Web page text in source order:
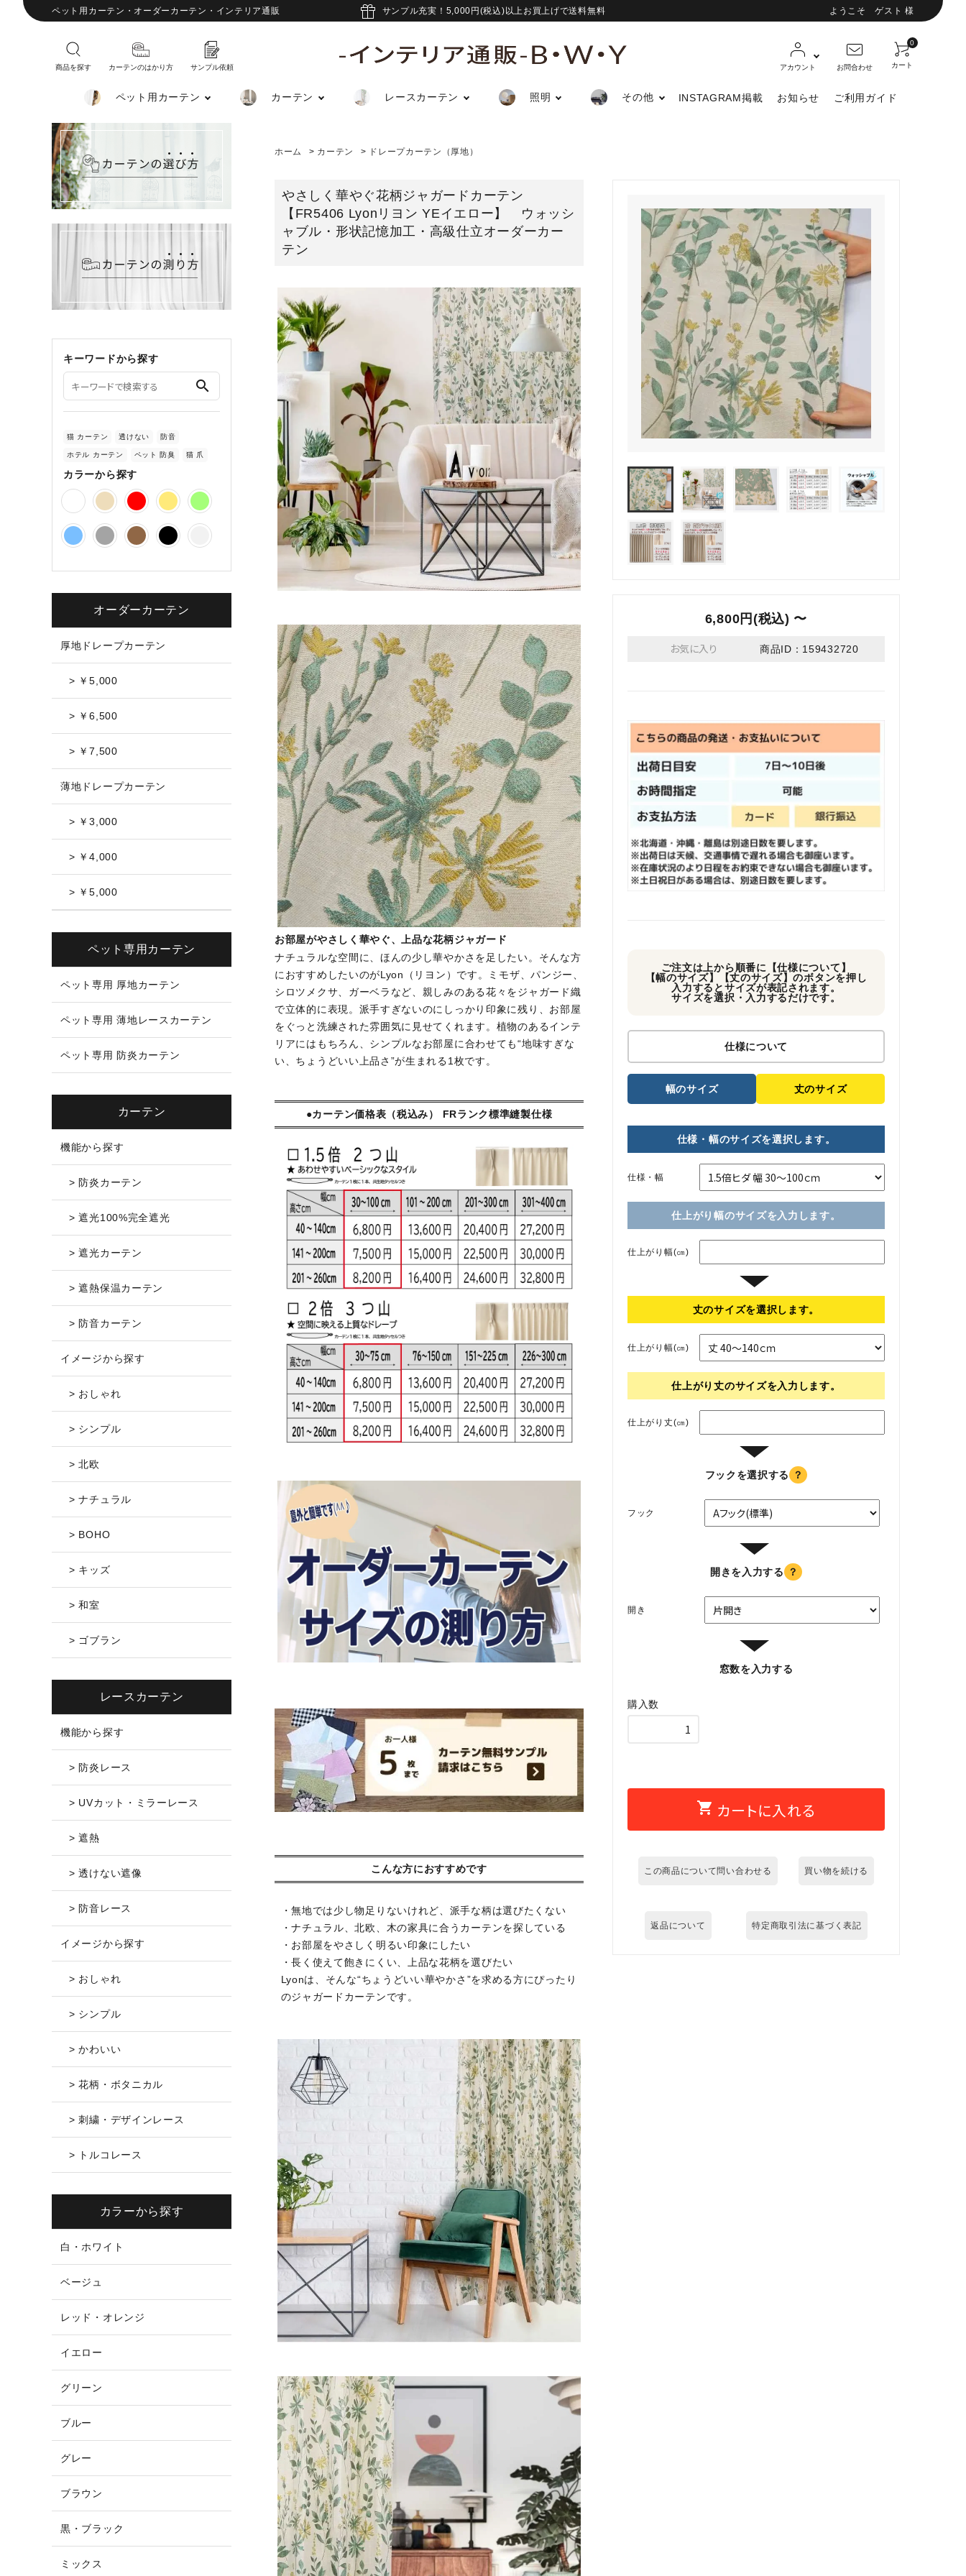
ペット用カーテン・オーダーカーテン・インテリア通販 サンプル充実！5,000円(税込)以上お買上げで送料無料 ようこそ ゲスト 様
商品を探す カーテンのはかり方 サンプル依頼 アカウント お問合わせ
0
カート
ペット用カーテン カーテン レースカーテン 照明 その他 INSTAGRAM掲載 お知らせ ご利用ガイド
ホーム > カーテン > ドレープカーテン（厚地）
6,800円(税込) 〜
お気に入り 商品ID：159432720
ご注文は上から順番に【仕様について】
【幅のサイズ】【丈のサイズ】のボタンを押し
入力するとサイズが表記されます。
サイズを選択・入力するだけです。
仕様について
幅のサイズ 丈のサイズ
仕様・幅のサイズを選択します。
仕様・幅
仕上がり幅のサイズを入力します。
仕上がり幅(㎝)
▼
丈のサイズを選択します。
仕上がり幅(㎝)
仕上がり丈のサイズを入力します。
仕上がり丈(㎝)
▼
フックを選択する ？
フック
▼
開きを入力する ？
開き
▼
窓数を入力する
購入数
shopping_cart カートに入れる
この商品について問い合わせる 買い物を続ける
返品について 特定商取引法に基づく表記
やさしく華やぐ花柄ジャガードカーテン
【FR5406 Lyonリヨン YEイエロー】 ウォッシ
ャブル・形状記憶加工・高級仕立オーダーカー
テン
お部屋がやさしく華やぐ、上品な花柄ジャガード
ナチュラルな空間に、ほんの少し華やかさを足したい。そんな方
におすすめしたいのがLyon（リヨン）です。ミモザ、パンジー、
シロツメクサ、ガーベラなど、親しみのある花々をジャガード織
で立体的に表現。派手すぎないのにしっかり印象に残り、お部屋
をぐっと洗練された雰囲気に見せてくれます。植物のあるインテ
リアにはもちろん、シンプルなお部屋に合わせても“地味すぎな
い、ちょうどいい上品さ”が生まれる1枚です。
●カーテン価格表（税込み） FRランク標準縫製仕様
こんな方におすすめです
・無地では少し物足りないけれど、派手な柄は選びたくない
・ナチュラル、北欧、木の家具に合うカーテンを探している
・お部屋をやさしく明るい印象にしたい
・長く使えて飽きにくい、上品な花柄を選びたい
Lyonは、そんな“ちょうどいい華やかさ”を求める方にぴったり
のジャガードカーテンです。
キーワードから探す
search
猫 カーテン 透けない 防音
ホテル カーテン ペット 防臭 猫 爪
カラーから探す
オーダーカーテン
厚地ドレープカーテン
> ￥5,000
> ￥6,500
> ￥7,500
薄地ドレープカーテン
> ￥3,000
> ￥4,000
> ￥5,000
ペット専用カーテン
ペット専用 厚地カーテン
ペット専用 薄地レースカーテン
ペット専用 防炎カーテン
カーテン
機能から探す
> 防炎カーテン
> 遮光100%完全遮光
> 遮光カーテン
> 遮熱保温カーテン
> 防音カーテン
イメージから探す
> おしゃれ
> シンプル
> 北欧
> ナチュラル
> BOHO
> キッズ
> 和室
> ゴブラン
レースカーテン
機能から探す
> 防炎レース
> UVカット・ミラーレース
> 遮熱
> 透けない遮像
> 防音レース
イメージから探す
> おしゃれ
> シンプル
> かわいい
> 花柄・ボタニカル
> 刺繍・デザインレース
> トルコレース
カラーから探す
白・ホワイト
ベージュ
レッド・オレンジ
イエロー
グリーン
ブルー
グレー
ブラウン
黒・ブラック
ミックス